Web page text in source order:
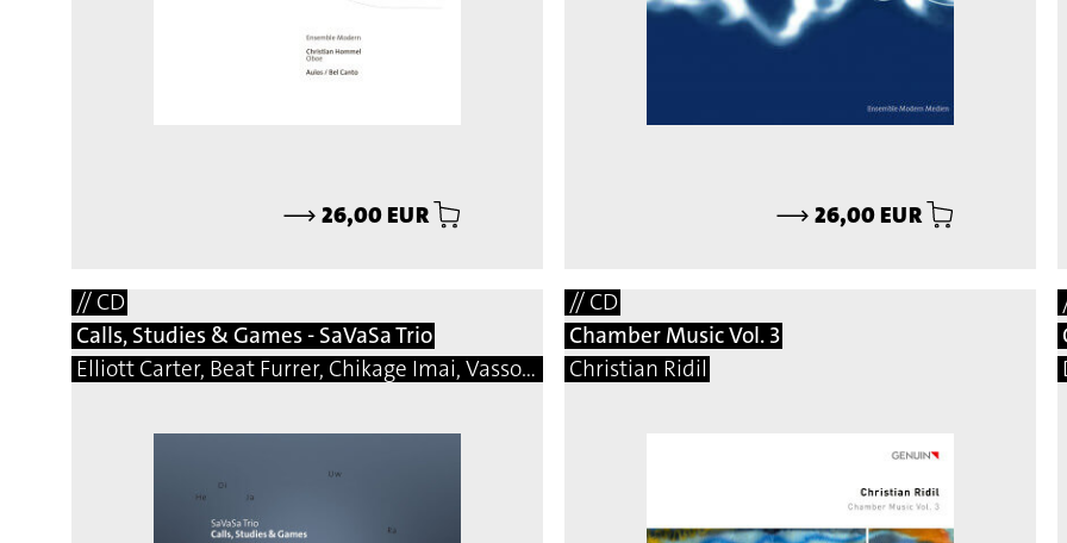
⟶ 26,00 EUR ⟶ 26,00 EUR
// CD
Calls, Studies & Games - SaVaSa Trio
Elliott Carter, Beat Furrer, Chikage Imai, Vassos Nicolaou, Matej Bonin, Bernhard Gander, Manfred Trojahn, Vito Žuraj, Marcelo Perticone, Steingrimur Rohloff, Márton Illés, Natalio Sued, Damon Thomas Lee, Hermann Kretzschmar, Martin Matalon, Adalberto Vidal
// CD
Chamber Music Vol. 3
Christian Ridil